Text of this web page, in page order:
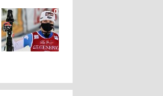
0